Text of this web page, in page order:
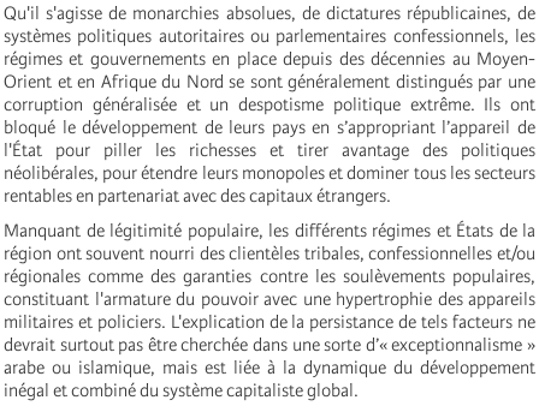
Qu'il s'agisse de monarchies absolues, de dictatures républicaines, de
systèmes politiques autoritaires ou parlementaires confessionnels, les
régimes et gouvernements en place depuis des décennies au Moyen-
Orient et en Afrique du Nord se sont généralement distingués par une
corruption généralisée et un despotisme politique extrême. Ils ont
bloqué le développement de leurs pays en s’appropriant l’appareil de
l'État pour piller les richesses et tirer avantage des politiques
néolibérales, pour étendre leurs monopoles et dominer tous les secteurs
rentables en partenariat avec des capitaux étrangers.
Manquant de légitimité populaire, les différents régimes et États de la
région ont souvent nourri des clientèles tribales, confessionnelles et/ou
régionales comme des garanties contre les soulèvements populaires,
constituant l'armature du pouvoir avec une hypertrophie des appareils
militaires et policiers. L'explication de la persistance de tels facteurs ne
devrait surtout pas être cherchée dans une sorte d’« exceptionnalisme »
arabe ou islamique, mais est liée à la dynamique du développement
inégal et combiné du système capitaliste global.